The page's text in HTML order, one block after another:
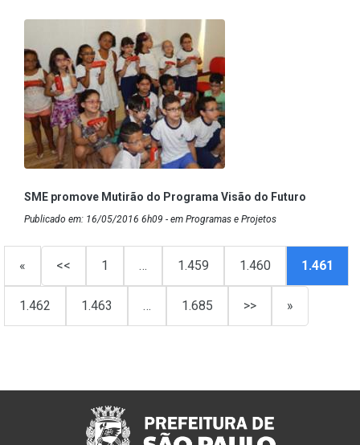
SME promove Mutirão do Programa Visão do Futuro
Publicado em: 16/05/2016 6h09 - em Programas e Projetos
« << 1 … 1.459 1.460 1.461
1.462 1.463 … 1.685 >> »